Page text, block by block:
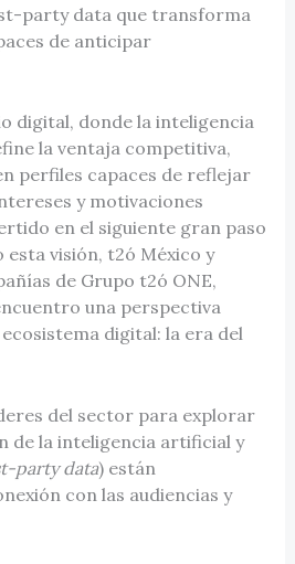
party data que transforma
de anticipar
digital, donde la inteligencia
la ventaja competitiva,
perfiles capaces de reflejar
y motivaciones
en el siguiente gran paso
esta visión, t2ó México y
de Grupo t2ó ONE,
una perspectiva
digital: la era del
del sector para explorar
de la inteligencia artificial y
party data) están
con las audiencias y